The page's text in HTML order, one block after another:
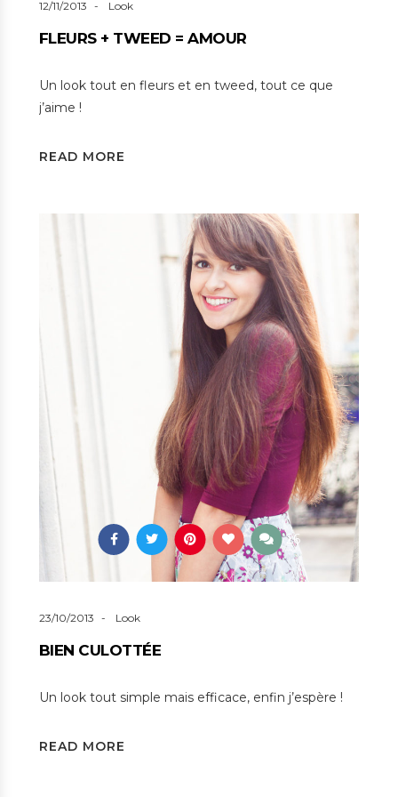
12/11/2013 Look
FLEURS + TWEED = AMOUR
Un look tout en fleurs et en tweed, tout ce que
j’aime !
READ MORE
26
23/10/2013 Look
BIEN CULOTTÉE
Un look tout simple mais efficace, enfin j’espère !
READ MORE